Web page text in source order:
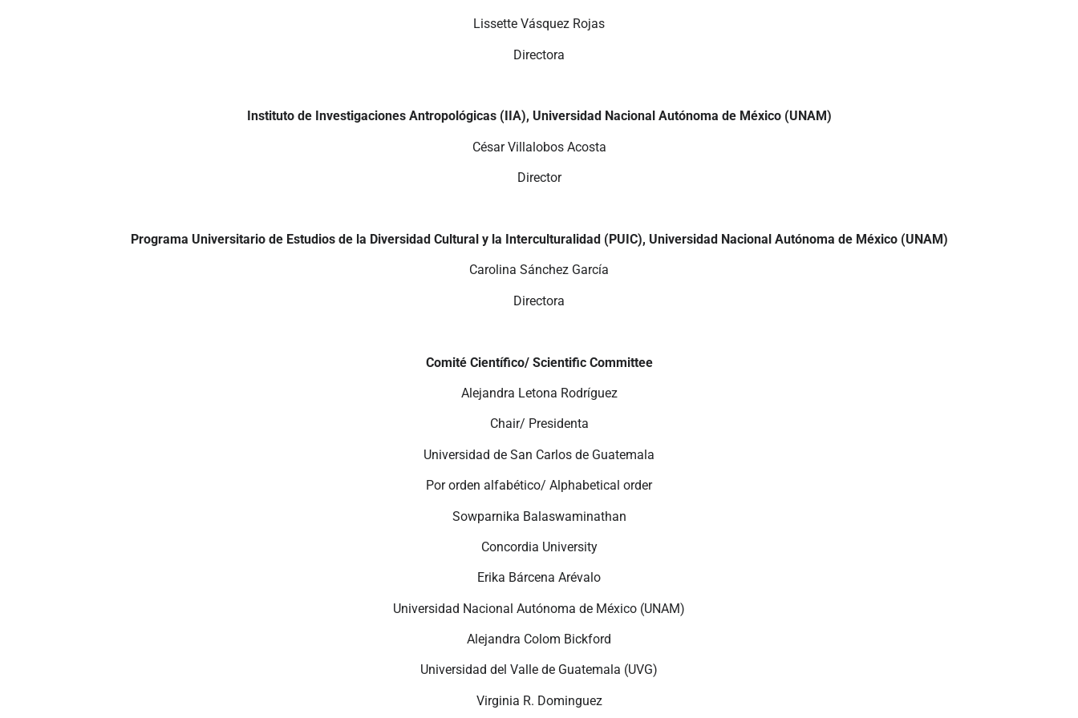
Lissette Vásquez Rojas
Directora
Instituto de Investigaciones Antropológicas (IIA), Universidad Nacional Autónoma de México (UNAM)
César Villalobos Acosta
Director
Programa Universitario de Estudios de la Diversidad Cultural y la Interculturalidad (PUIC), Universidad Nacional Autónoma de México (UNAM)
Carolina Sánchez García
Directora
Comité Científico/ Scientific Committee
Alejandra Letona Rodríguez
Chair/ Presidenta
Universidad de San Carlos de Guatemala
Por orden alfabético/ Alphabetical order
Sowparnika Balaswaminathan
Concordia University
Erika Bárcena Arévalo
Universidad Nacional Autónoma de México (UNAM)
Alejandra Colom Bickford
Universidad del Valle de Guatemala (UVG)
Virginia R. Dominguez